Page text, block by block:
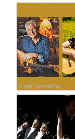
Quelle: Veranstalter